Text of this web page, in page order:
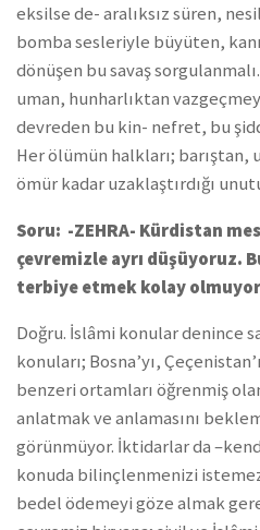
eksilse de- aralıksız süren,
bomba sesleriyle büyüten,
dönüşen bu savaş
uman, hunharlıktan
devreden bu kin- nefret, bu
Her ölümün halkları;
ömür kadar uzaklaştırdığı
Soru: -ZEHRA- Kürdistan
çevremizle ayrı düşüyoruz.
terbiye etmek kolay
Doğru. İslâmi konular denince
konuları; Bosna’yı,
benzeri ortamları öğrenmiş
anlatmak ve anlamasını
görünmüyor. İktidarlar da
konuda bilinçlenmenizi
bedel ödemeyi göze almak